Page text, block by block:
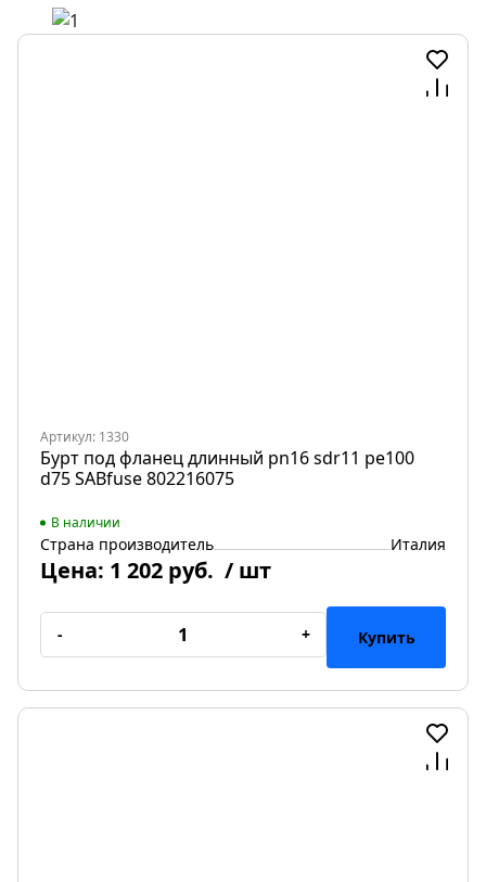
Артикул: 1330
Бурт под фланец длинный pn16 sdr11 pe100
d75 SABfuse 802216075
В наличии
Страна производитель Италия
Цена: 1 202 руб. / шт
- + Купить